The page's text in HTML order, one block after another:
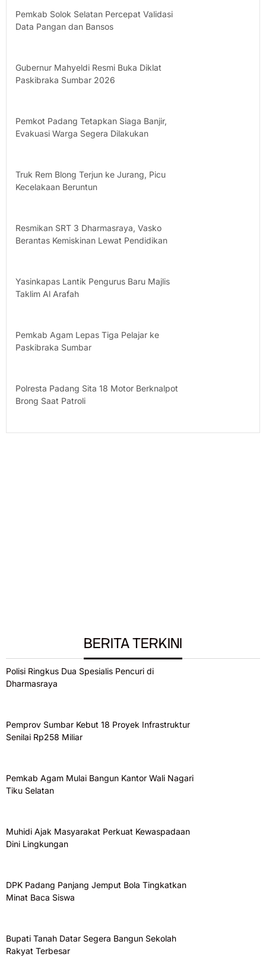
Pemkab Solok Selatan Percepat Validasi
Data Pangan dan Bansos
Gubernur Mahyeldi Resmi Buka Diklat
Paskibraka Sumbar 2026
Pemkot Padang Tetapkan Siaga Banjir,
Evakuasi Warga Segera Dilakukan
Truk Rem Blong Terjun ke Jurang, Picu
Kecelakaan Beruntun
Resmikan SRT 3 Dharmasraya, Vasko
Berantas Kemiskinan Lewat Pendidikan
Yasinkapas Lantik Pengurus Baru Majlis
Taklim Al Arafah
Pemkab Agam Lepas Tiga Pelajar ke
Paskibraka Sumbar
Polresta Padang Sita 18 Motor Berknalpot
Brong Saat Patroli
BERITA TERKINI
Polisi Ringkus Dua Spesialis Pencuri di
Dharmasraya
Pemprov Sumbar Kebut 18 Proyek Infrastruktur
Senilai Rp258 Miliar
Pemkab Agam Mulai Bangun Kantor Wali Nagari
Tiku Selatan
Muhidi Ajak Masyarakat Perkuat Kewaspadaan
Dini Lingkungan
DPK Padang Panjang Jemput Bola Tingkatkan
Minat Baca Siswa
Bupati Tanah Datar Segera Bangun Sekolah
Rakyat Terbesar